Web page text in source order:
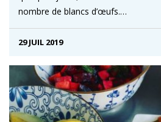
nombre de blancs d’œufs.…
29 JUIL 2019